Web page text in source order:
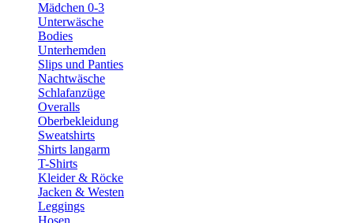
Mädchen 0-3
Unterwäsche
Bodies
Unterhemden
Slips und Panties
Nachtwäsche
Schlafanzüge
Overalls
Oberbekleidung
Sweatshirts
Shirts langarm
T-Shirts
Kleider & Röcke
Jacken & Westen
Leggings
Hosen